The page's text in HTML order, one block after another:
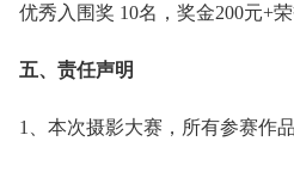
优秀入围奖 10名，奖金200元+荣
五、责任声明
1、本次摄影大赛，所有参赛作